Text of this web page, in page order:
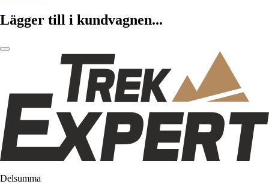
Lägger till i kundvagnen...
Delsumma